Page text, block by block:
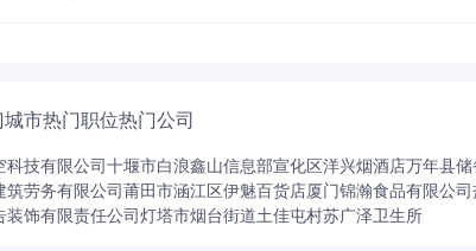
市热门职位热门公司
科技有限公司十堰市白浪鑫山信息部宣化区洋兴烟酒店万年县
劳务有限公司莆田市涵江区伊魅百货店厦门锦瀚食品有限公司
饰有限责任公司灯塔市烟台街道土佳屯村苏广泽卫生所